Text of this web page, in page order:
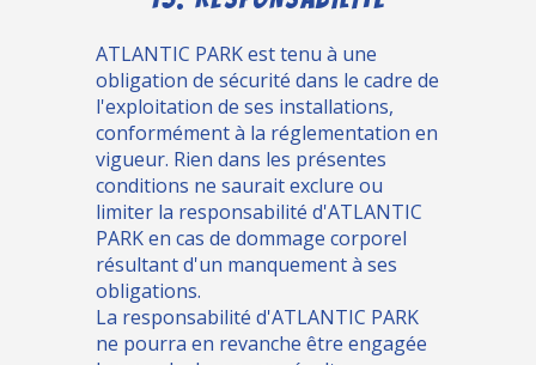
ATLANTIC PARK est tenu à une
obligation de sécurité dans le cadre de
l'exploitation de ses installations,
conformément à la réglementation en
vigueur. Rien dans les présentes
conditions ne saurait exclure ou
limiter la responsabilité d'ATLANTIC
PARK en cas de dommage corporel
résultant d'un manquement à ses
obligations.
La responsabilité d'ATLANTIC PARK
ne pourra en revanche être engagée